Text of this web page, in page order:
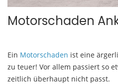
Motorschaden
Ein Motorschaden ist eine
zu teuer! Vor allem passiert so
zeitlich überhaupt nicht passt.